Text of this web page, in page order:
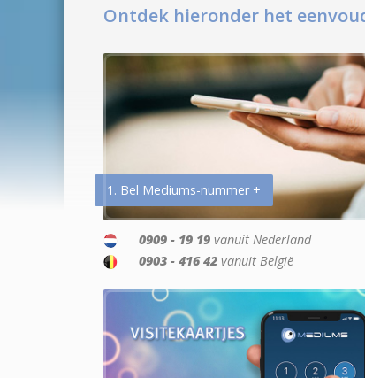
Ontdek hieronder het
1. Bel Mediums-nummer +
0909 - 19 19 vanuit Nederland
0903 - 416 42 vanuit België